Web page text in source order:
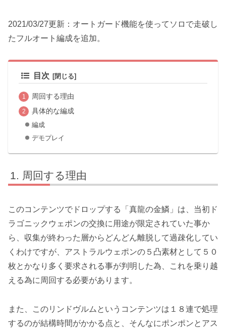
2021/03/27更新：オートガード機能を使ってソロで走破し
たフルオート編成を追加。
目次
周回する理由
具体的な編成
編成
デモプレイ
周回する理由
このコンテンツでドロップする「真龍の金鱗」は、当初ド
ラゴニックウェポンの交換に用途が限定されていた事か
ら、収集が終わった層からどんどん離脱して過疎化してい
くわけですが、アストラルウェポンの５凸素材として５０
枚とかなり多く要求される事が判明した為、これを乗り越
える為に周回する必要があります。
また、このリンドヴルムというコンテンツは１８連で処理
するのが結構時間がかかる点と、そんなにポンポンとアス